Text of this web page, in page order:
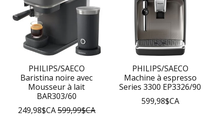
PHILIPS/SAECO
Baristina noire avec
Mousseur à lait
BAR303/60
249,98$CA599,99$CA
PHILIPS/SAECO
Machine à espresso
Series 3300 EP3326/90
599,98$CA